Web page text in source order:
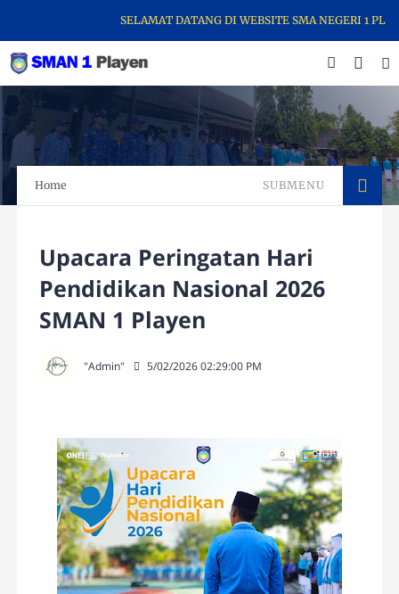
SELAMAT DATANG DI WEBSITE SMA NEGERI 1
Home SUBMENU
Upacara Peringatan Hari
Pendidikan Nasional 2026
SMAN 1 Playen
"Admin" 5/02/2026 02:29:00 PM